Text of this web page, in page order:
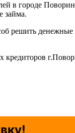
в городе
займа.
решить